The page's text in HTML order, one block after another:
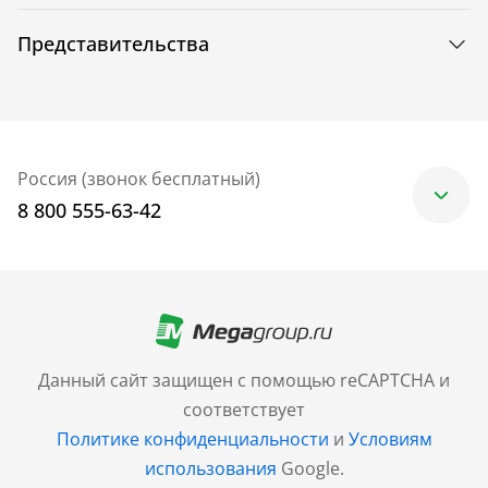
Данный сайт защищен с помощью reCAPTCHA и
соответствует
Политике конфиденциальности и Условиям
использования Google.
Представительства
Россия (звонок бесплатный)
8 800 555-63-42
+7 (499) 705-30-10
Санкт-Петербург
+7 (812) 600-77-33
Барнаул